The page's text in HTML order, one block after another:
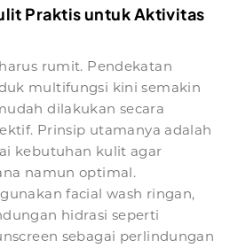
Praktis untuk Aktivitas
rumit. Pendekatan
multifungsi kini semakin
dilakukan secara
Prinsip utamanya adalah
kebutuhan kulit agar
namun optimal.
facial wash ringan,
hidrasi seperti
sebagai perlindungan